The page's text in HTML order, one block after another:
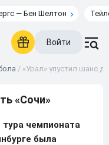
— Бен Шелтон
Войти
/ «Урал» упустил шанс
«Сочи»
чемпионата
была